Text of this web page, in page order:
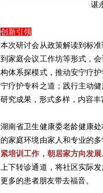
谌
创新引领
本次研讨会从政策解读到标
到家庭会议工作坊等形式，
构体系探模式，推动安宁疗
宁疗护专科之道；践行主动
研究成果，形式多样，内容
湖南省卫生健康委老龄健康
的家庭环境由家人和专业的
紧培训工作，朝居家方向发展
上下转诊通道，将社区实际
更多的患者朋友带去福音。